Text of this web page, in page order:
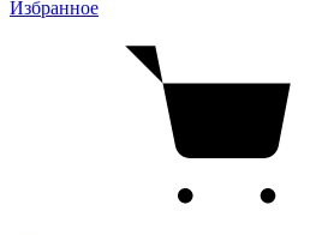
Избранное